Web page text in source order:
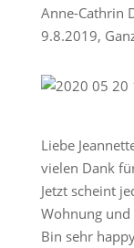
Anne-Cathrin
9.8.2019,
Liebe
vielen Dank
Jetzt scheint
Wohnung
Bin sehr